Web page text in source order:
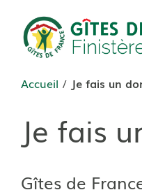
contenu
Accueil / Je fais un
Je fais
Gîtes de